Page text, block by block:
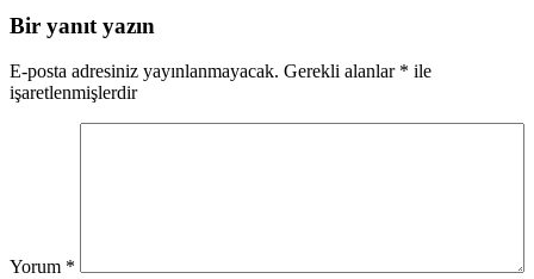
Bir yanıt yazın
E-posta adresiniz yayınlanmayacak. Gerekli alanlar * ile
işaretlenmişlerdir
Yorum *